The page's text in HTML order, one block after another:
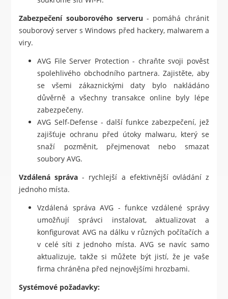
Zabezpečení souborového serveru - pomáhá chránit
souborový server s Windows před hackery, malwarem a
viry.
AVG File Server Protection - chraňte svoji pověst
spolehlivého obchodního partnera. Zajistěte, aby
se všemi zákaznickými daty bylo nakládáno
důvěrně a všechny transakce online byly lépe
zabezpečeny.
AVG Self-Defense - další funkce zabezpečení, jež
zajišťuje ochranu před útoky malwaru, který se
snaží pozměnit, přejmenovat nebo smazat
soubory AVG.
Vzdálená správa - rychlejší a efektivnější ovládání z
jednoho místa.
Vzdálená správa AVG - funkce vzdálené správy
umožňují správci instalovat, aktualizovat a
konfigurovat AVG na dálku v různých počítačích a
v celé síti z jednoho místa. AVG se navíc samo
aktualizuje, takže si můžete být jistí, že je vaše
firma chráněna před nejnovějšími hrozbami.
Systémové požadavky: